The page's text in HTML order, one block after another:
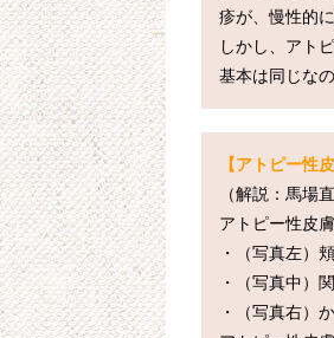
疹が、慢性的
しかし、アト
【アトピー性
（解説：馬場
アトピー性皮
・（写真左）
・（写真中）
・（写真右）